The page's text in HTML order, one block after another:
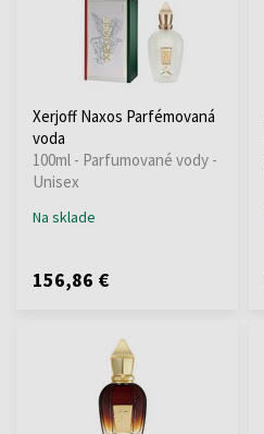
Xerjoff Naxos Parfémovaná
voda
100ml - Parfumované vody -
Unisex
Na sklade
156,86 €